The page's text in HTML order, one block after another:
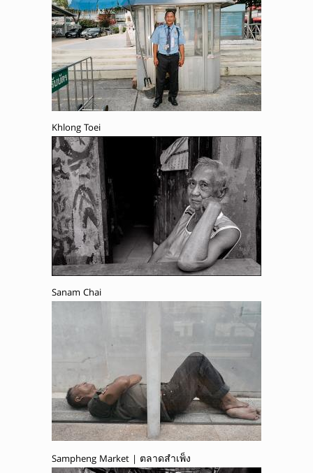
Khlong Toei
Sanam Chai
Sampheng Market | ตลาดสำเพ็ง